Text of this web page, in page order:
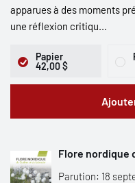
apparues à des moments
une réflexion critiqu...
Papier
42,00 $
Flore nordique
Parution: 18